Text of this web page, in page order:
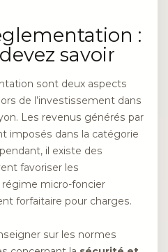
:
savoir
sont deux aspects
de l’investissement dans
Les revenus générés par
imposés dans la catégorie
il existe des
favoriser les
micro-foncier
forfaitaire pour charges.
sur les normes